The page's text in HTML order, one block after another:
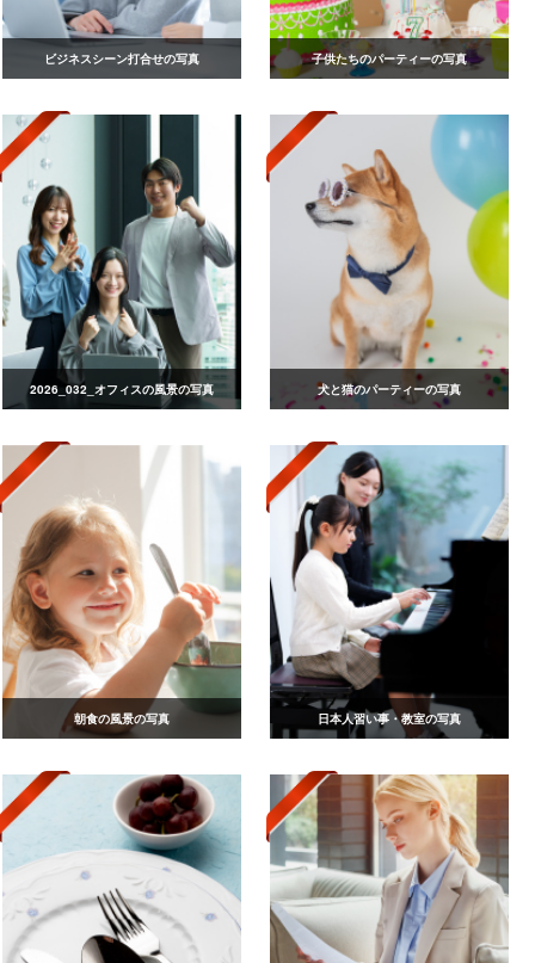
ビジネスシーン打合せの写真 子供たちのパーティーの写真
2026_032_オフィスの風景の写真 犬と猫のパーティーの写真
朝食の風景の写真 日本人習い事・教室の写真